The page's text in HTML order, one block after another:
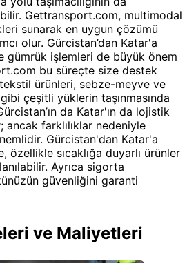
Gettransport.com, multimodal
sunarak en uygun çözümü
olur. Gürcistan’dan Katar'a
gümrük işlemleri de büyük önem
bu süreçte size destek
ürünleri, sebze-meyve ve
çeşitli yüklerin taşınmasında
da Katar'ın da lojistik
ancak farklılıklar nedeniyle
Gürcistan'dan Katar'a
özellikle sıcaklığa duyarlı ürünler
Ayrıca sigorta
güvenliğini garanti
ve Maliyetleri